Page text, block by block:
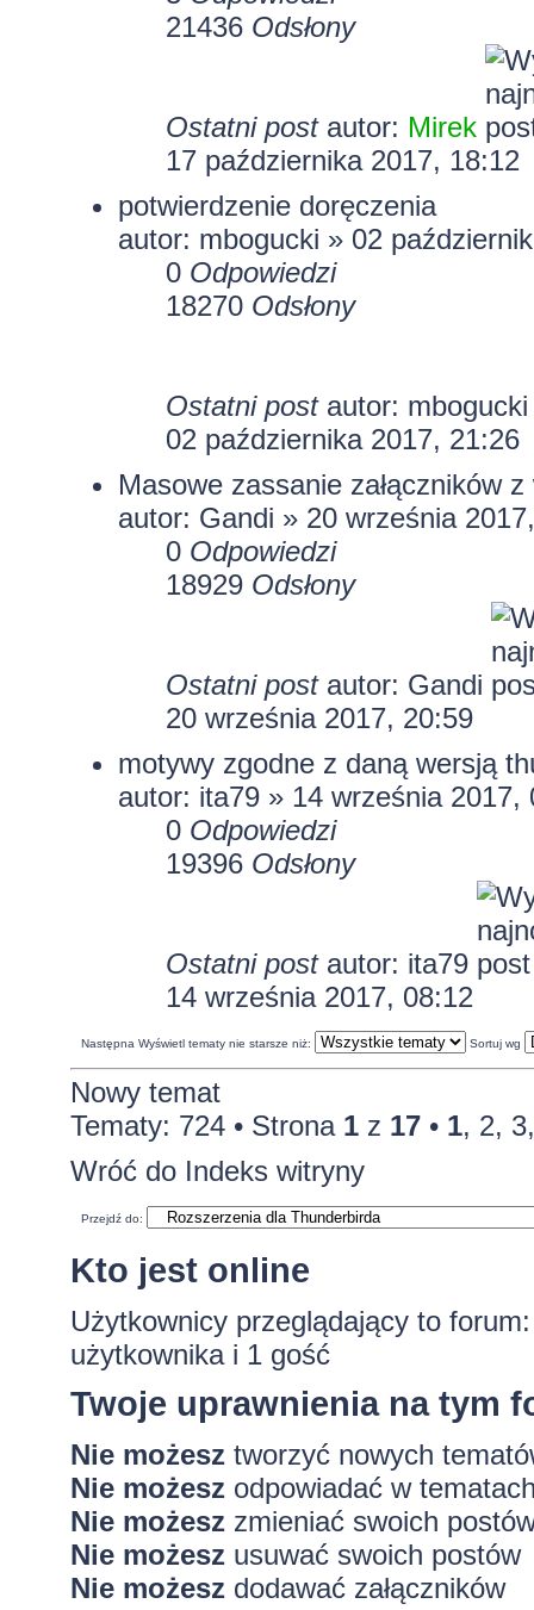
21436 Odsłony
Ostatni post autor: Mirek
17 października 2017, 18:12
potwierdzenie doręczenia
autor: mbogucki » 02
0 Odpowiedzi
18270 Odsłony
Ostatni post autor:
02 października 2017, 21:26
Masowe zassanie załączników z
autor: Gandi » 20 września
0 Odpowiedzi
18929 Odsłony
Ostatni post autor: Gandi
20 września 2017, 20:59
motywy zgodne z daną wersją
autor: ita79» 14 września 2017,
0 Odpowiedzi
19396 Odsłony
Ostatni post autor: ita79
14 września 2017, 08:12
Następna Wyświetl tematy nie starsze niż: Sortuj wg
Nowy temat
Tematy: 724 • Strona 1z 17• 1, 2, 3
Wróć do Indeks witryny
Przejdź do:
Kto jest online
Użytkownicy przeglądający to
użytkownika i 1 gość
Twoje uprawnienia na tym
Nie możesztworzyć nowych
Nie możeszodpowiadać w
Nie możeszzmieniać swoich
Nie możeszusuwać swoich postów
Nie możeszdodawać załączników